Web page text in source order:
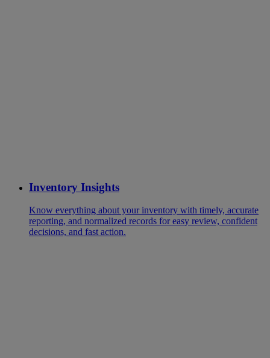
Inventory Insights
Know everything about your inventory with timely, accurate
reporting, and normalized records for easy review, confident
decisions, and fast action.